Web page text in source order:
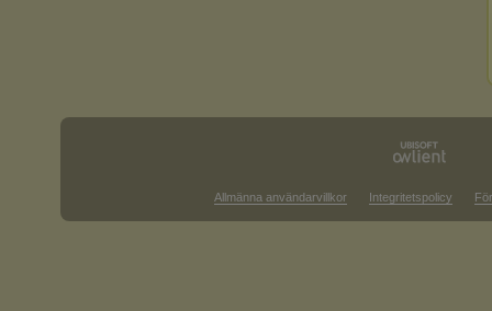
Allmänna användarvillkor Integritetspolicy